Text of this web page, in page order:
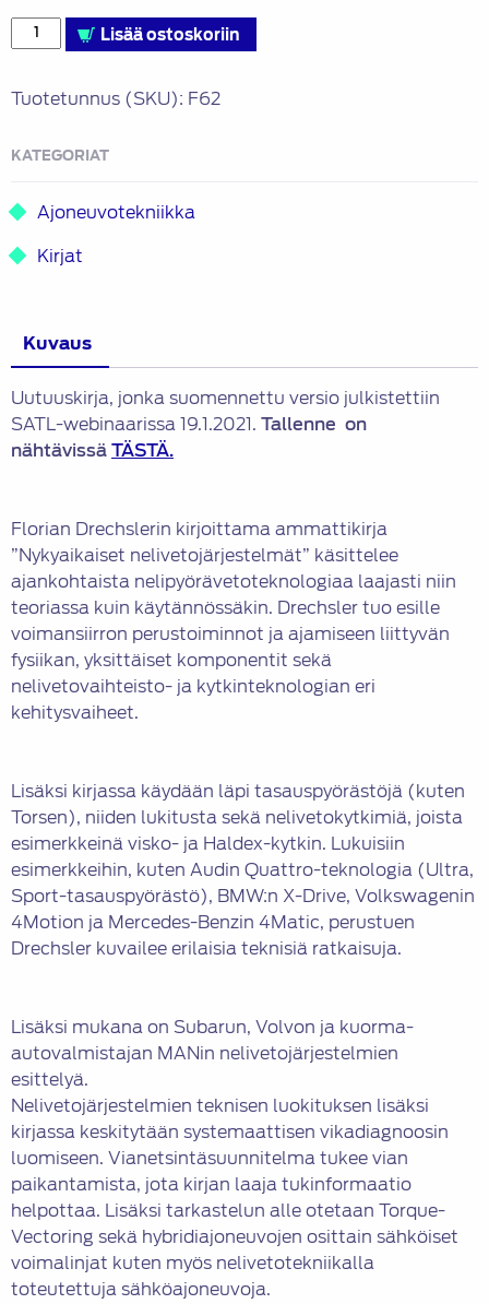
Nykyaikaiset
nelivetojärjestelmät:
komponentit,
määrä
Lisää ostoskoriin
Tuotetunnus (SKU): F62
KATEGORIAT
Ajoneuvotekniikka
Kirjat
Kuvaus
Uutuuskirja, jonka suomennettu versio julkistettiin
SATL-webinaarissa 19.1.2021. Tallenne on
nähtävissäTÄSTÄ.
Florian Drechslerin kirjoittama ammattikirja
”Nykyaikaiset nelivetojärjestelmät” käsittelee
ajankohtaista nelipyörävetoteknologiaa laajasti niin
teoriassa kuin käytännössäkin. Drechsler tuo esille
voimansiirron perustoiminnot ja ajamiseen liittyvän
fysiikan, yksittäiset komponentit sekä
nelivetovaihteisto- ja kytkinteknologian eri
kehitysvaiheet.
Lisäksi kirjassa käydään läpi tasauspyörästöjä (kuten
Torsen), niiden lukitusta sekä nelivetokytkimiä, joista
esimerkkeinä visko- ja Haldex-kytkin. Lukuisiin
esimerkkeihin, kuten Audin Quattro-teknologia (Ultra,
Sport-tasauspyörästö), BMW:n X-Drive, Volkswagenin
4Motion ja Mercedes-Benzin 4Matic, perustuen
Drechsler kuvailee erilaisia teknisiä ratkaisuja.
Lisäksi mukana on Subarun, Volvon ja kuorma-
autovalmistajan MANin nelivetojärjestelmien
esittelyä.
Nelivetojärjestelmien teknisen luokituksen lisäksi
kirjassa keskitytään systemaattisen vikadiagnoosin
luomiseen. Vianetsintäsuunnitelma tukee vian
paikantamista, jota kirjan laaja tukinformaatio
helpottaa. Lisäksi tarkastelun alle otetaan Torque-
Vectoring sekä hybridiajoneuvojen osittain sähköiset
voimalinjat kuten myös nelivetotekniikalla
toteutettuja sähköajoneuvoja.